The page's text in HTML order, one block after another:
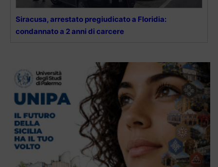
Siracusa, arrestato pregiudicato a Floridia:
condannato a 2 anni di carcere